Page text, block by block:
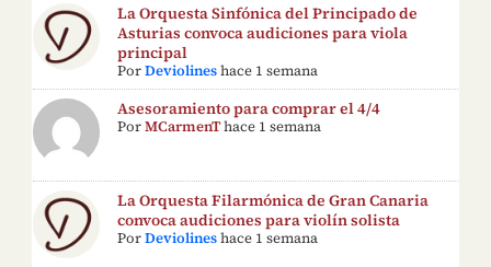
La Orquesta Sinfónica del Principado de
Asturias convoca audiciones para viola
principal
PorDeviolines hace 1 semana
Asesoramiento para comprar el 4/4
PorMCarmenThace 1 semana
La Orquesta Filarmónica de Gran Canaria
convoca audiciones para violín solista
PorDeviolines hace 1 semana